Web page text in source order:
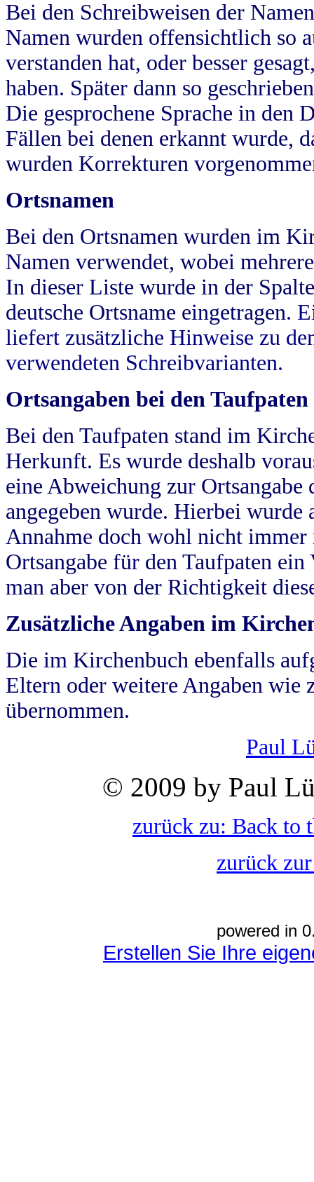
Bei den Schreibweisen der
Namen wurden offensichtlich so
verstanden hat, oder besser
haben. Später dann so
Die gesprochene Sprache in
Fällen bei denen erkannt wurde,
wurden Korrekturen
Ortsnamen
Bei den Ortsnamen wurden im
Namen verwendet, wobei
In dieser Liste wurde in der
deutsche Ortsname eingetragen.
liefert zusätzliche Hinweise zu
verwendeten Schreibvarianten.
Ortsangaben bei den Taufpaten
Bei den Taufpaten stand im
Herkunft. Es wurde deshalb
eine Abweichung zur
angegeben wurde. Hierbei wurde
Annahme doch wohl nicht
Ortsangabe für den Taufpaten
man aber von der Richtigkeit
Zusätzliche Angaben im
Die im Kirchenbuch ebenfalls
Eltern oder weitere Angaben wie
übernommen.
Paul
© 2009 by Paul
zurück zu: Back to
zurück
powered in
Erstellen Sie Ihre